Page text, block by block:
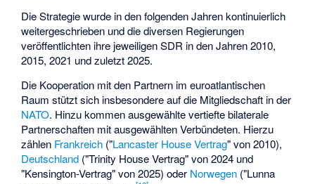
Die Strategie wurde in den folgenden Jahren kontinuierlich
weitergeschrieben und die diversen Regierungen
veröffentlichten ihre jeweiligen SDR in den Jahren 2010,
2015, 2021 und zuletzt 2025.
Die Kooperation mit den Partnern im euroatlantischen
Raum stützt sich insbesondere auf die Mitgliedschaft in der
NATO. Hinzu kommen ausgewählte vertiefte bilaterale
Partnerschaften mit ausgewählten Verbündeten. Hierzu
zählen Frankreich ("Lancaster House Vertrag" von 2010),
Deutschland ("Trinity House Vertrag" von 2024 und
"Kensington-Vertrag" von 2025) oder Norwegen ("Lunna